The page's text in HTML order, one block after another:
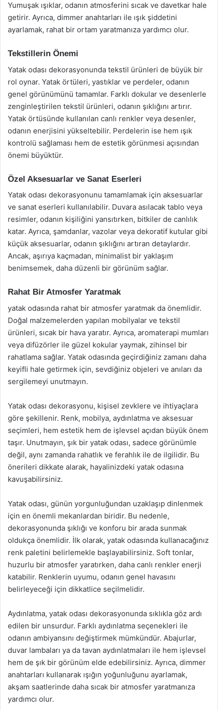
Yumuşak ışıklar, odanın atmosferini sıcak ve davetkar hale
getirir. Ayrıca, dimmer anahtarları ile ışık şiddetini
ayarlamak, rahat bir ortam yaratmanıza yardımcı olur.
Tekstillerin Önemi
Yatak odası dekorasyonunda tekstil ürünleri de büyük bir
rol oynar. Yatak örtüleri, yastıklar ve perdeler, odanın
genel görünümünü tamamlar. Farklı dokular ve desenlerle
zenginleştirilen tekstil ürünleri, odanın şıklığını artırır.
Yatak örtüsünde kullanılan canlı renkler veya desenler,
odanın enerjisini yükseltebilir. Perdelerin ise hem ışık
kontrolü sağlaması hem de estetik görünmesi açısından
önemi büyüktür.
Özel Aksesuarlar ve Sanat Eserleri
Yatak odası dekorasyonunu tamamlamak için aksesuarlar
ve sanat eserleri kullanılabilir. Duvara asılacak tablo veya
resimler, odanın kişiliğini yansıtırken, bitkiler de canlılık
katar. Ayrıca, şamdanlar, vazolar veya dekoratif kutular gibi
küçük aksesuarlar, odanın şıklığını artıran detaylardır.
Ancak, aşırıya kaçmadan, minimalist bir yaklaşım
benimsemek, daha düzenli bir görünüm sağlar.
Rahat Bir Atmosfer Yaratmak
yatak odasında rahat bir atmosfer yaratmak da önemlidir.
Doğal malzemelerden yapılan mobilyalar ve tekstil
ürünleri, sıcak bir hava yaratır. Ayrıca, aromaterapi mumları
veya difüzörler ile güzel kokular yaymak, zihinsel bir
rahatlama sağlar. Yatak odasında geçirdiğiniz zamanı daha
keyifli hale getirmek için, sevdiğiniz objeleri ve anıları da
sergilemeyi unutmayın.
Yatak odası dekorasyonu, kişisel zevklere ve ihtiyaçlara
göre şekillenir. Renk, mobilya, aydınlatma ve aksesuar
seçimleri, hem estetik hem de işlevsel açıdan büyük önem
taşır. Unutmayın, şık bir yatak odası, sadece görünümle
değil, aynı zamanda rahatlık ve ferahlık ile de ilgilidir. Bu
önerileri dikkate alarak, hayalinizdeki yatak odasına
kavuşabilirsiniz.
Yatak odası, günün yorgunluğundan uzaklaşıp dinlenmek
için en önemli mekanlardan biridir. Bu nedenle,
dekorasyonunda şıklığı ve konforu bir arada sunmak
oldukça önemlidir. İlk olarak, yatak odasında kullanacağınız
renk paletini belirlemekle başlayabilirsiniz. Soft tonlar,
huzurlu bir atmosfer yaratırken, daha canlı renkler enerji
katabilir. Renklerin uyumu, odanın genel havasını
belirleyeceği için dikkatlice seçilmelidir.
Aydınlatma, yatak odası dekorasyonunda sıklıkla göz ardı
edilen bir unsurdur. Farklı aydınlatma seçenekleri ile
odanın ambiyansını değiştirmek mümkündür. Abajurlar,
duvar lambaları ya da tavan aydınlatmaları ile hem işlevsel
hem de şık bir görünüm elde edebilirsiniz. Ayrıca, dimmer
anahtarları kullanarak ışığın yoğunluğunu ayarlamak,
akşam saatlerinde daha sıcak bir atmosfer yaratmanıza
yardımcı olur.